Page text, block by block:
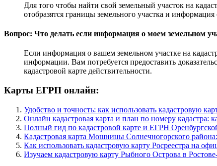
Для того чтобы найти свой земельный участок на
отобразятся границы земельного участка и информация
Вопрос: Что делать если информация о моем земельном
Если информация о вашем земельном участке на
информации. Вам потребуется предоставить
кадастровой карте действительности.
Карты ЕГРП онлайн:
Удобство и точность: как использовать кадастровую
Онлайн кадастровая карта и план по номеру
Полный гид по кадастровой карте и ЕГРН
Кадастровая карта Мошницы Солнечногорского
Как использовать кадастровую карту Росреестра на
Изучаем кадастровую карту Рыбного Острова в